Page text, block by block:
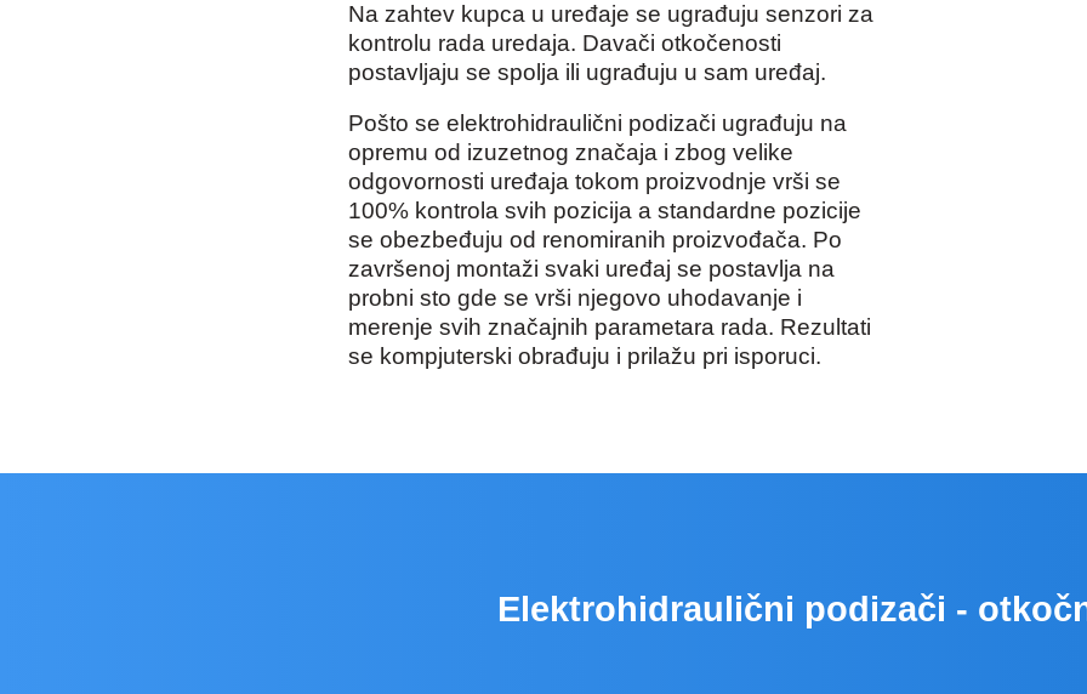
Na zahtev kupca u uređaje se ugrađuju senzori za
kontrolu rada uredaja. Davači otkočenosti
postavljaju se spolja ili ugrađuju u sam uređaj.
Pošto se elektrohidraulični podizači ugrađuju na
opremu od izuzetnog značaja i zbog velike
odgovornosti uređaja tokom proizvodnje vrši se
100% kontrola svih pozicija a standardne pozicije
se obezbeđuju od renomiranih proizvođača. Po
završenoj montaži svaki uređaj se postavlja na
probni sto gde se vrši njegovo uhodavanje i
merenje svih značajnih parametara rada. Rezultati
se kompjuterski obrađuju i prilažu pri isporuci.
Elektrohidraulični podizači -